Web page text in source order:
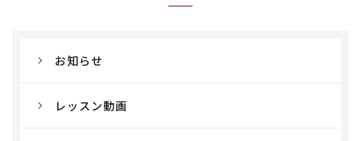
お知らせ
レッスン動画